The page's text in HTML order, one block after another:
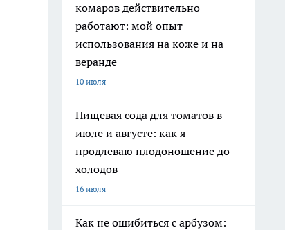
комаров действительно
работают: мой опыт
использования на коже и на
веранде
10 июля
Пищевая сода для томатов в
июле и августе: как я
продлеваю плодоношение до
холодов
16 июля
Как не ошибиться с арбузом: